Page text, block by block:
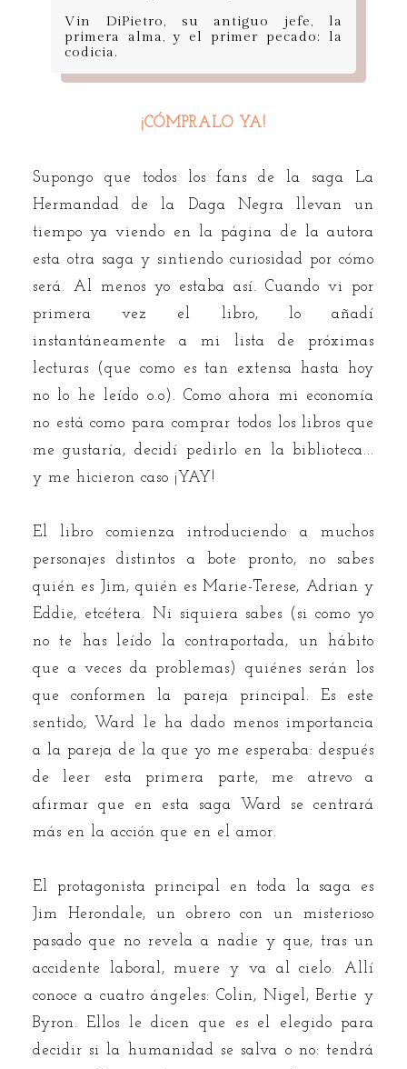
Vin DiPietro, su antiguo jefe, la
primera alma, y el primer pecado: la
codicia.
¡CÓMPRALO YA!
Supongo que todos los fans de la saga La
Hermandad de la Daga Negra llevan un
tiempo ya viendo en la página de la autora
esta otra saga y sintiendo curiosidad por cómo
será. Al menos yo estaba así. Cuando vi por
primera vez el libro, lo añadí
instantáneamente a mi lista de próximas
lecturas (que como es tan extensa hasta hoy
no lo he leído o.o). Como ahora mi economía
no está como para comprar todos los libros que
me gustaría, decidí pedirlo en la biblioteca...
y me hicieron caso ¡YAY!
El libro comienza introduciendo a muchos
personajes distintos a bote pronto, no sabes
quién es Jim, quién es Marie-Terese, Adrian y
Eddie, etcétera. Ni siquiera sabes (si como yo
no te has leído la contraportada, un hábito
que a veces da problemas) quiénes serán los
que conformen la pareja principal. Es este
sentido, Ward le ha dado menos importancia
a la pareja de la que yo me esperaba: después
de leer esta primera parte, me atrevo a
afirmar que en esta saga Ward se centrará
más en la acción que en el amor.
El protagonista principal en toda la saga es
Jim Herondale, un obrero con un misterioso
pasado que no revela a nadie y que, tras un
accidente laboral, muere y va al cielo. Allí
conoce a cuatro ángeles: Colin, Nigel, Bertie y
Byron. Ellos le dicen que es el elegido para
decidir si la humanidad se salva o no: tendrá